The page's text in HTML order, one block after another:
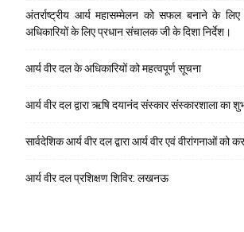
अंतर्राष्ट्रीय आर्य महासम्मेलन को सफल बनाने के
अधिकारियों के लिए प्रधान संचालक जी के दिशा निर्देश।
आर्य वीर दल के अधिकारियों को महत्वपूर्ण सूचना
आर्य वीर दल द्वारा ऋषि दयानंद संस्कार संस्कारशाला का
सार्वदेशिक आर्य वीर दल द्वारा आर्य वीर एवं वीरांगनाओं को
आर्य वीर दल प्रशिक्षण शिविर: लखनऊ